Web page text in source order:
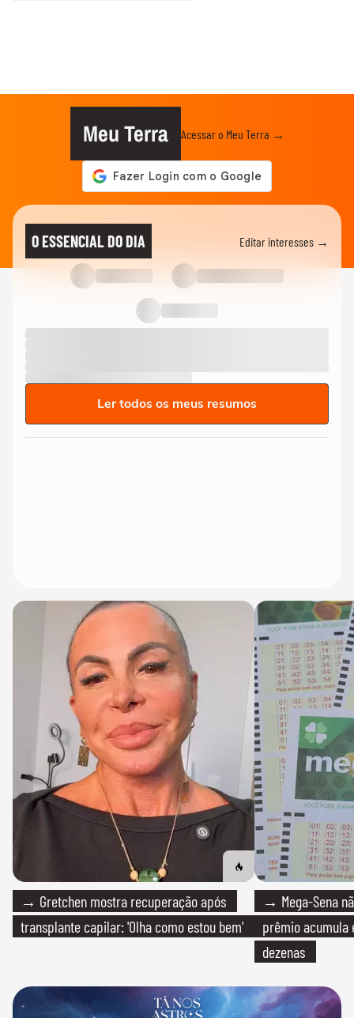
Meu Terra Acessar o Meu Terra →
O ESSENCIAL DO DIA Editar interesses →
Ler todos os meus resumos
→ Gretchen mostra recuperação após
transplante capilar: 'Olha como estou bem'
→ Mega-Sena
prêmio acumula
dezenas